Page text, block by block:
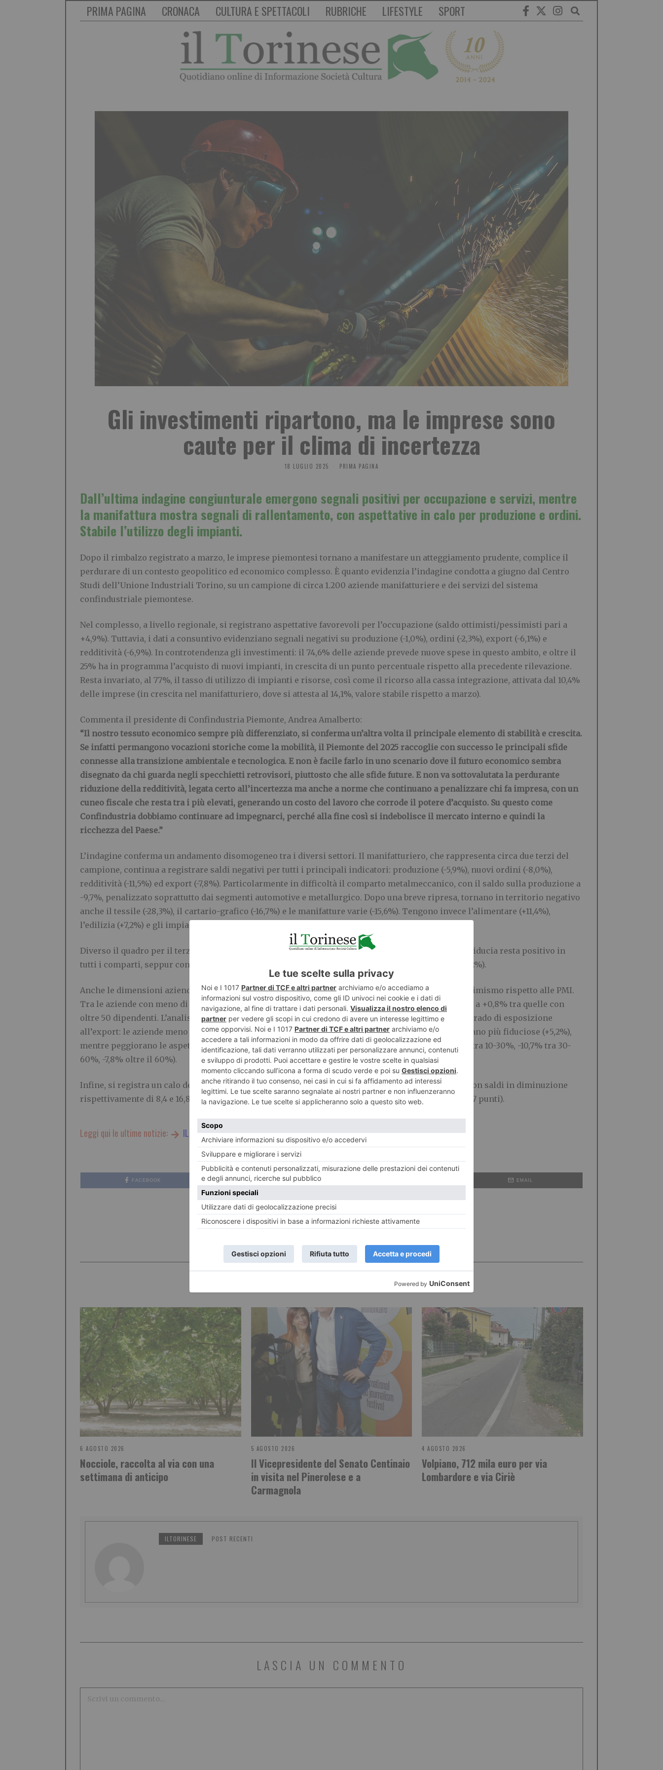
PRIMA PAGINA CRONACA CULTURA E SPETTACOLI RUBRICHE LIFESTYLE SPORT
Gli investimenti ripartono, ma le imprese sono
caute per il clima di incertezza
18 LUGLIO 2025 PRIMA PAGINA
Dall’ultima indagine congiunturale emergono segnali positivi per occupazione e servizi, mentre
la manifattura mostra segnali di rallentamento, con aspettative in calo per produzione e ordini.
Stabile l’utilizzo degli impianti.
Dopo il rimbalzo registrato a marzo, le imprese piemontesi tornano a manifestare un atteggiamento prudente, complice il
perdurare di un contesto geopolitico ed economico complesso. È quanto evidenzia l’indagine condotta a giugno dal Centro
Studi dell’Unione Industriali Torino, su un campione di circa 1.200 aziende manifatturiere e dei servizi del sistema
confindustriale piemontese.
Nel complesso, a livello regionale, si registrano aspettative favorevoli per l’occupazione (saldo ottimisti/pessimisti pari a
+4,9%). Tuttavia, i dati a consuntivo evidenziano segnali negativi su produzione (-1,0%), ordini (-2,3%), export (-6,1%) e
redditività (-6,9%). In controtendenza gli investimenti: il 74,6% delle aziende prevede nuove spese in questo ambito, e oltre il
25% ha in programma l’acquisto di nuovi impianti, in crescita di un punto percentuale rispetto alla precedente rilevazione.
Resta invariato, al 77%, il tasso di utilizzo di impianti e risorse, così come il ricorso alla cassa integrazione, attivata dal 10,4%
delle imprese (in crescita nel manifatturiero, dove si attesta al 14,1%, valore stabile rispetto a marzo).
Commenta il presidente di Confindustria Piemonte, Andrea Amalberto:
“Il nostro tessuto economico sempre più differenziato, si conferma un’altra volta il principale elemento di stabilità e crescita.
Se infatti permangono vocazioni storiche come la mobilità, il Piemonte del 2025 raccoglie con successo le principali sfide
connesse alla transizione ambientale e tecnologica. E non è facile farlo in uno scenario dove il futuro economico sembra
disegnato da chi guarda negli specchietti retrovisori, piuttosto che alle sfide future. E non va sottovalutata la perdurante
riduzione della redditività, legata certo all’incertezza ma anche a norme che continuano a penalizzare chi fa impresa, con un
cuneo fiscale che resta tra i più elevati, generando un costo del lavoro che corrode il potere d’acquisto. Su questo come
Confindustria dobbiamo continuare ad impegnarci, perché alla fine così si indebolisce il mercato interno e quindi la
ricchezza del Paese.”
L’indagine conferma un andamento disomogeneo tra i diversi settori. Il manifatturiero, che rappresenta circa due terzi del
campione, continua a registrare saldi negativi per tutti i principali indicatori: produzione (-5,9%), nuovi ordini (-8,0%),
redditività (-11,5%) ed export (-7,8%). Particolarmente in difficoltà il comparto metalmeccanico, con il saldo sulla produzione a
-9,7%, penalizzato soprattutto dai segmenti automotive e metallurgico. Dopo una breve ripresa, tornano in territorio negativo
anche il tessile (-28,3%), il cartario-grafico (-16,7%) e le manifatture varie (-15,6%). Tengono invece l’alimentare (+11,4%),
l’edilizia (+7,2%) e gli impiantisti (+23,3%).
Diverso il quadro per il terziario, meno esposto alle fluttuazioni dei mercati esteri. Qui il clima di fiducia resta positivo in
tutti i comparti, seppur con intensità diverse. Spiccano i servizi alle imprese (+26,2%) e l’ICT (+24,2%).
Anche le dimensioni aziendali influenzano le aspettative: le grandi imprese mostrano maggior ottimismo rispetto alle PMI.
Tra le aziende con meno di 50 addetti il saldo sulle attese produttive è negativo (-1,9%), mentre sale a +0,8% tra quelle con
oltre 50 dipendenti. L’analisi evidenzia anche una correlazione inversa tra attese di produzione e grado di esposizione
all’export: le aziende meno internazionalizzate (con export inferiore al 10% del fatturato) si mostrano più fiduciose (+5,2%),
mentre peggiorano le aspettative per quelle con un’esposizione più significativa (-7,1% per export tra 10-30%, -10,7% tra 30-
60%, -7,8% oltre il 60%).
Infine, si registra un calo dei timori legati all’aumento dei prezzi delle materie prime ed energia, con saldi in diminuzione
rispettivamente di 8,4 e 16,8 punti. Più lieve il miglioramento delle previsioni sui costi logistici (-2,7 punti).
Leggi qui le ultime notizie: IL TORINESE
FACEBOOK TWITTER EMAIL
ECONOMIA
POTREBBE INTERESSARTI...
6 AGOSTO 2026
Nocciole, raccolta al via con una
settimana di anticipo
5 AGOSTO 2026
Il Vicepresidente del Senato Centinaio
in visita nel Pinerolese e a
Carmagnola
4 AGOSTO 2026
Volpiano, 712 mila euro per via
Lombardore e via Ciriè
ILTORINESE POST RECENTI
LASCIA UN COMMENTO